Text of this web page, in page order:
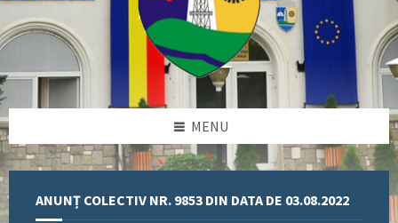
MENU
ANUNȚ COLECTIV NR. 9853 DIN DATA DE 03.08.2022